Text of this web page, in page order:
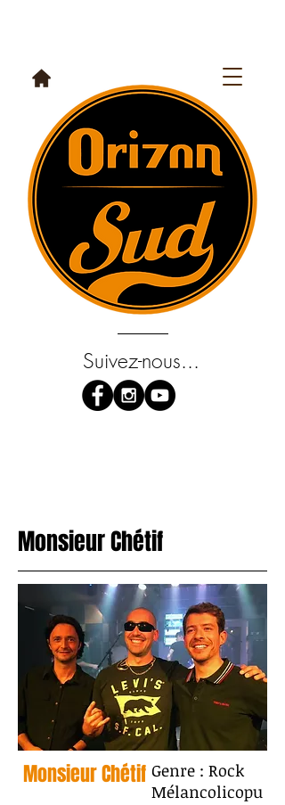
Suivez-nous...
Monsieur Chétif
Monsieur Chétif Genre : Rock
Mélancolicopu